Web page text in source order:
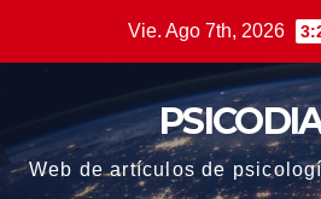
Vie. Ago 7th, 2026
Web de artículos de